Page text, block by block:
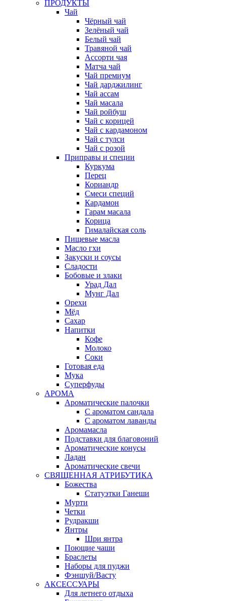
ПРОДУКТЫ
Чай
Чёрный чай
Зелёный чай
Белый чай
Травяной чай
Ассорти чая
Матча чай
Чай премиум
Чай дарджилинг
Чай ассам
Чай масала
Чай ройбуш
Чай с корицей
Чай с кардамоном
Чай с тулси
Чай с розой
Приправы и специи
Куркума
Перец
Кориандр
Смеси специй
Кардамон
Гарам масала
Корица
Гималайская соль
Пищевые масла
Масло гхи
Закуски и соусы
Сладости
Бобовые и злаки
Урад Дал
Мунг Дал
Орехи
Мёд
Сахар
Напитки
Кофе
Молоко
Соки
Готовая еда
Мука
Суперфуды
АРОМА
Ароматические палочки
С ароматом сандала
С ароматом лаванды
Аромамасла
Подставки для благовоний
Ароматические конусы
Ладан
Ароматические свечи
СВЯЩЕННАЯ АТРИБУТИКА
Божества
Статуэтки Ганеши
Мурти
Четки
Рудракши
Янтры
Шри янтра
Поющие чаши
Браслеты
Наборы для пуджи
Фэншуй/Васту
АКСЕССУАРЫ
Для летнего отдыха